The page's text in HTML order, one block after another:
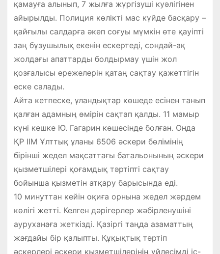
қамауға алынып, 7 жылға жүргізуші куәлігінен
айырылды. Полиция көлікті мас күйде басқару –
қайғылы салдарға әкеп соғуы мүмкін өте қауіпті
заң бұзушылық екенін ескертеді, сондай-ақ
жолдағы апаттарды болдырмау үшін жол
қозғалысы ережелерін қатаң сақтау қажеттігін
еске салады.
Айта кетпеске, ұландықтар көшеде есінен танып
қалған адамның өмірін сақтап қалды. 11 мамыр
күні кешке Ю. Гагарин көшесінде болған. Онда
ҚР ІІМ Ұлттық ұланы 6506 әскери бөлімінің
бірінші жедел мақсаттағы батальонының әскери
қызметшілері қоғамдық тәртіпті сақтау
бойынша қызметін атқару барысында еді.
10 минуттан кейін оқиға орнына жедел жәрдем
көлігі жетті. Келген дәрігерлер жәбірленушіні
ауруханаға жеткізді. Қазіргі таңда азаматтың
жағдайы бір қалыпты. Құқықтық тәртіп
әскерлері әскери қызметшілерінің үйлесімді іс-